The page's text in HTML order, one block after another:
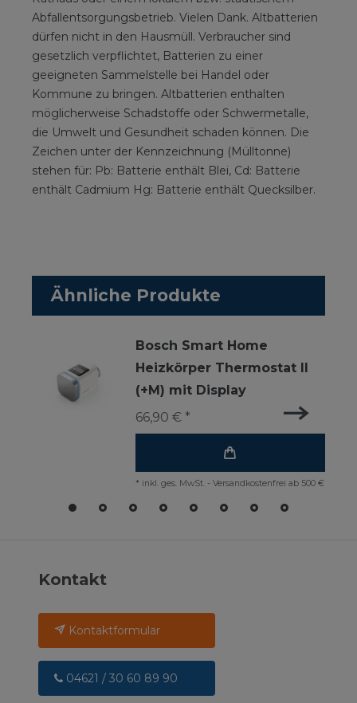
Abfallentsorgungsbetrieb. Vielen Dank. Altbatterien
dürfen nicht in den Hausmüll. Verbraucher sind
gesetzlich verpflichtet, Batterien zu einer
geeigneten Sammelstelle bei Handel oder
Kommune zu bringen. Altbatterien enthalten
möglicherweise Schadstoffe oder Schwermetalle,
die Umwelt und Gesundheit schaden können. Die
Zeichen unter der Kennzeichnung (Mülltonne)
stehen für: Pb: Batterie enthält Blei, Cd: Batterie
enthält Cadmium Hg: Batterie enthält Quecksilber.
Ähnliche Produkte
Bosch Smart Home
Heizkörper Thermostat II
(+M) mit Display
66,90 € *
* inkl. ges. MwSt. - Versandkostenfrei ab 500 €
Kontakt
Kontaktformular
04621 / 30 60 89 90